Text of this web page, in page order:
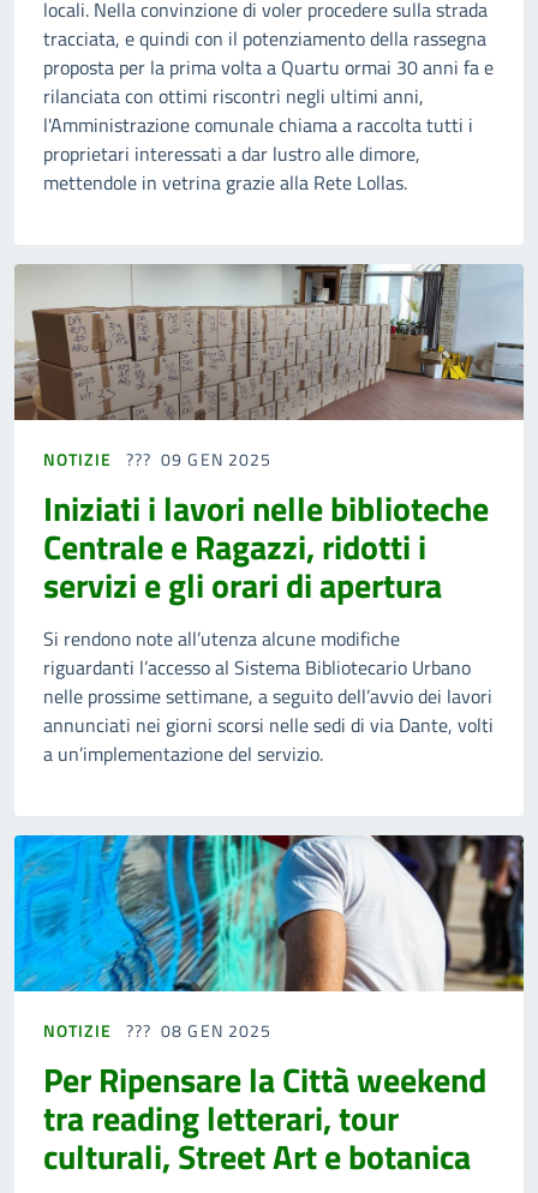
locali. Nella convinzione di voler procedere sulla strada
tracciata, e quindi con il potenziamento della rassegna
proposta per la prima volta a Quartu ormai 30 anni fa e
rilanciata con ottimi riscontri negli ultimi anni,
l'Amministrazione comunale chiama a raccolta tutti i
proprietari interessati a dar lustro alle dimore,
mettendole in vetrina grazie alla Rete Lollas.
NOTIZIE 09 GEN 2025
Iniziati i lavori nelle biblioteche
Centrale e Ragazzi, ridotti i
servizi e gli orari di apertura
Si rendono note all’utenza alcune modifiche
riguardanti l’accesso al Sistema Bibliotecario Urbano
nelle prossime settimane, a seguito dell’avvio dei lavori
annunciati nei giorni scorsi nelle sedi di via Dante, volti
a un’implementazione del servizio.
NOTIZIE 08 GEN 2025
Per Ripensare la Città weekend
tra reading letterari, tour
culturali, Street Art e botanica